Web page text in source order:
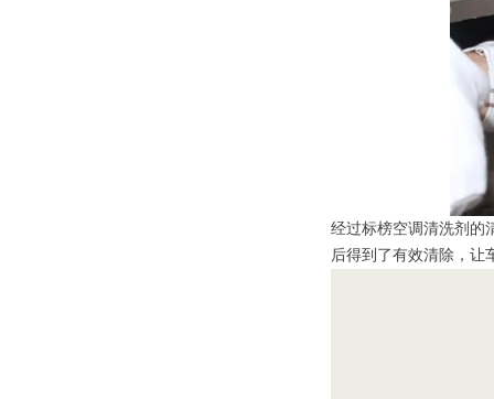
经过标榜空调清洗剂的
后得到了有效清除，让